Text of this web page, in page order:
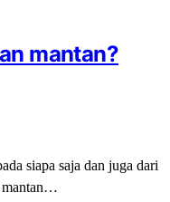
mantan?
siapa saja dan juga dari
mantan…